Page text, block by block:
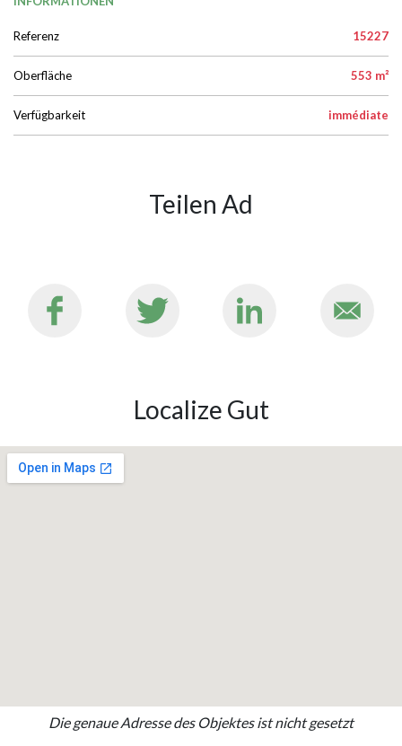
Referenz 15227
Oberfläche 553 m²
Verfügbarkeit immédiate
Teilen Ad
Localize Gut
Die genaue Adresse des Objektes ist nicht gesetzt